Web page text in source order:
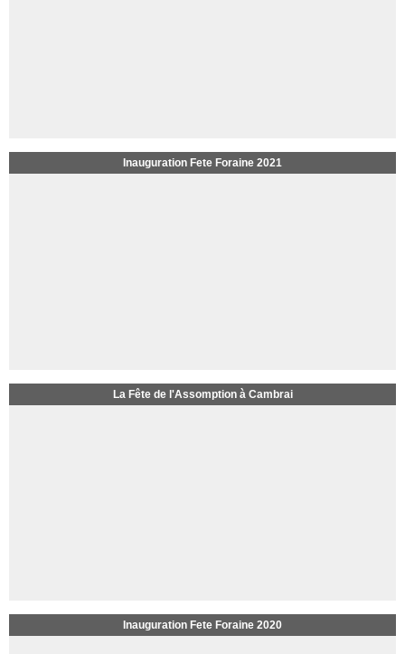
Inauguration Fete Foraine 2021
La Fête de l'Assomption à Cambrai
Inauguration Fete Foraine 2020